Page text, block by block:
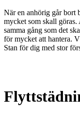
När en anhörig går bort
mycket som skall
samma gång som det
för mycket att hantera.
Stan för dig med stor